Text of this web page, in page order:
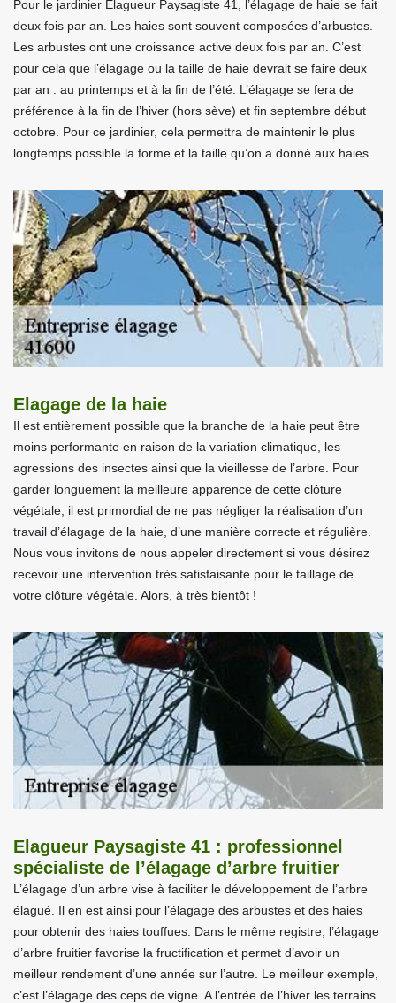
Pour le jardinier Elagueur Paysagiste 41, l’élagage de haie se fait
deux fois par an. Les haies sont souvent composées d’arbustes.
Les arbustes ont une croissance active deux fois par an. C’est
pour cela que l’élagage ou la taille de haie devrait se faire deux
par an : au printemps et à la fin de l’été. L’élagage se fera de
préférence à la fin de l’hiver (hors sève) et fin septembre début
octobre. Pour ce jardinier, cela permettra de maintenir le plus
longtemps possible la forme et la taille qu’on a donné aux haies.
Elagage de la haie
Il est entièrement possible que la branche de la haie peut être
moins performante en raison de la variation climatique, les
agressions des insectes ainsi que la vieillesse de l’arbre. Pour
garder longuement la meilleure apparence de cette clôture
végétale, il est primordial de ne pas négliger la réalisation d’un
travail d’élagage de la haie, d’une manière correcte et régulière.
Nous vous invitons de nous appeler directement si vous désirez
recevoir une intervention très satisfaisante pour le taillage de
votre clôture végétale. Alors, à très bientôt !
Elagueur Paysagiste 41 : professionnel
spécialiste de l’élagage d’arbre fruitier
L’élagage d’un arbre vise à faciliter le développement de l’arbre
élagué. Il en est ainsi pour l’élagage des arbustes et des haies
pour obtenir des haies touffues. Dans le même registre, l’élagage
d’arbre fruitier favorise la fructification et permet d’avoir un
meilleur rendement d’une année sur l’autre. Le meilleur exemple,
c’est l’élagage des ceps de vigne. A l’entrée de l’hiver les terrains